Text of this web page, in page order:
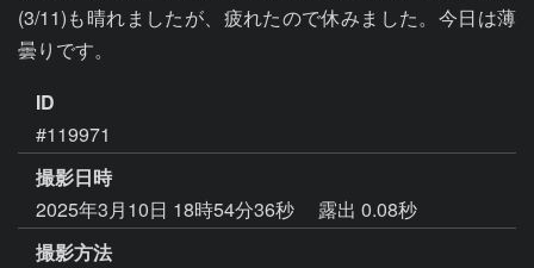
(3/11)も晴れましたが、疲れたので休みました。今日は薄
曇りです。
ID
#119971
撮影日時
2025年3月10日 18時54分36秒
露出 0.08秒
撮影方法